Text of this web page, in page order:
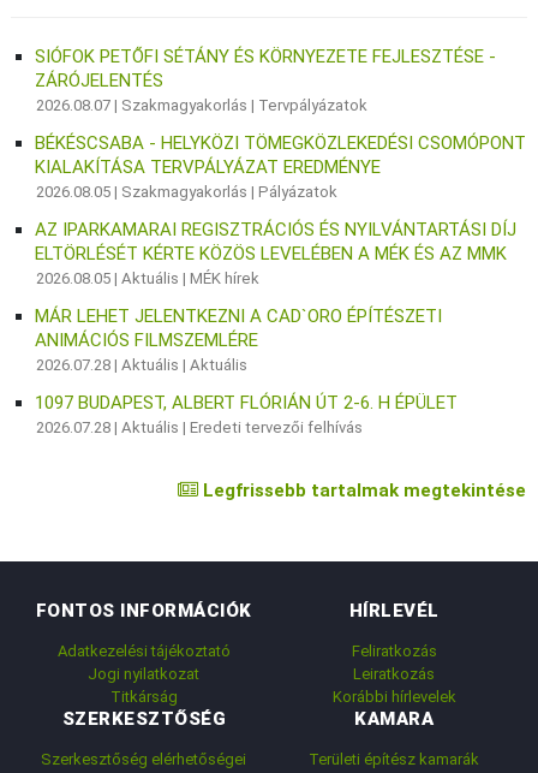
SIÓFOK PETŐFI SÉTÁNY ÉS KÖRNYEZETE FEJLESZTÉSE -
ZÁRÓJELENTÉS
2026.08.07 | Szakmagyakorlás | Tervpályázatok
BÉKÉSCSABA - HELYKÖZI TÖMEGKÖZLEKEDÉSI CSOMÓPONT
KIALAKÍTÁSA TERVPÁLYÁZAT EREDMÉNYE
2026.08.05 | Szakmagyakorlás |Pályázatok
AZ IPARKAMARAI REGISZTRÁCIÓS ÉS NYILVÁNTARTÁSI DÍJ
ELTÖRLÉSÉT KÉRTE KÖZÖS LEVELÉBEN A MÉK ÉS AZ MMK
2026.08.05 |Aktuális |MÉK hírek
MÁR LEHET JELENTKEZNI A CAD`ORO ÉPÍTÉSZETI
ANIMÁCIÓS FILMSZEMLÉRE
2026.07.28 |Aktuális |Aktuális
1097 BUDAPEST, ALBERT FLÓRIÁN ÚT 2-6. H ÉPÜLET
2026.07.28 |Aktuális |Eredeti tervezői felhívás
Legfrissebb tartalmak megtekintése
FONTOS INFORMÁCIÓK
Adatkezelési tájékoztató
Jogi nyilatkozat
Titkárság
HÍRLEVÉL
Feliratkozás
Leiratkozás
Korábbi hírlevelek
SZERKESZTŐSÉG
Szerkesztőség elérhetőségei
KAMARA
Területi építész kamarák